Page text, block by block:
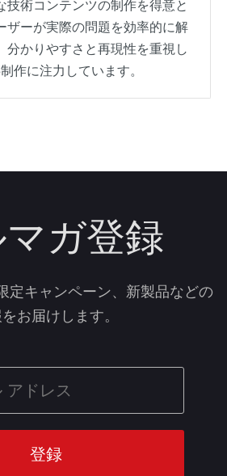
技術コンテンツの制作を得意と
ザーが実際の問題を効率的に解
分かりやすさと再現性を重視し
作に注力しています。
ガ登録
定キャンペーン、新製品などの
お届けします。